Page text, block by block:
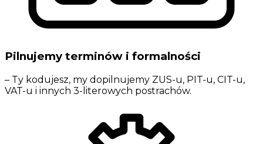
Pilnujemy terminów i formalności
– Ty kodujesz, my dopilnujemy ZUS-u, PIT-u, CIT-u,
VAT-u i innych 3-literowych postrachów.